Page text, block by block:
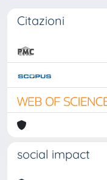
Citazioni
social impact